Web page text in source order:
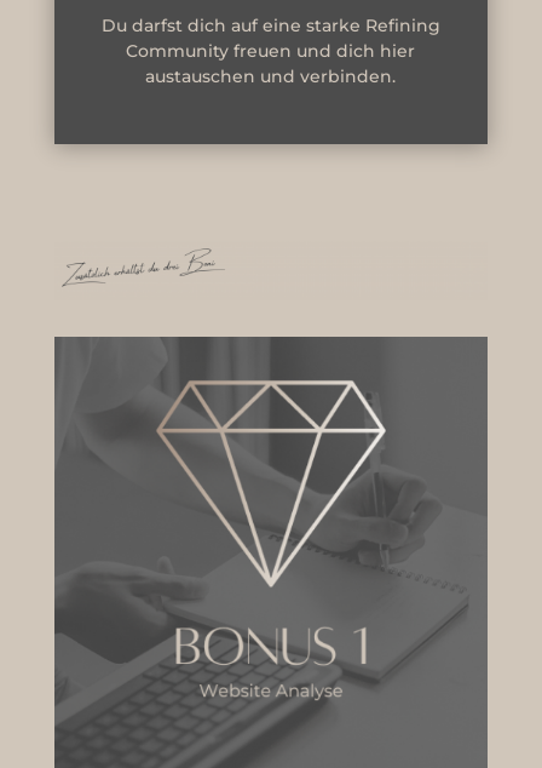
Du darfst dich auf eine starke Refining
Community freuen und dich hier
austauschen und verbinden.